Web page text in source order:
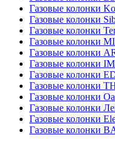
Газовые колонки
Газовые колонки
Газовые колонки
Газовые колонки
Газовые колонки
Газовые колонки
Газовые колонки
Газовые колонки
Газовые колонки
Газовые колонки
Газовые колонки
Газовые колонки